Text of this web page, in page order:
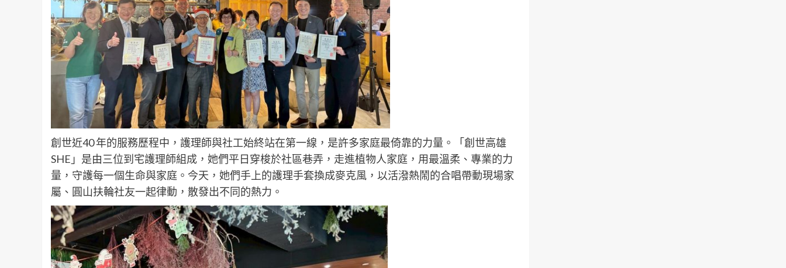
創世近40 年的服務歷程中，護理師與社工始終站在第一線，是許多家庭最倚靠的力量。「創世高雄
SHE」是由三位到宅護理師組成，她們平日穿梭於社區巷弄，走進植物人家庭，用最溫柔、專業的力
量，守護每一個生命與家庭。今天，她們手上的護理手套換成麥克風，以活潑熱鬧的合唱帶動現場家
屬、圓山扶輪社友一起律動，散發出不同的熱力。